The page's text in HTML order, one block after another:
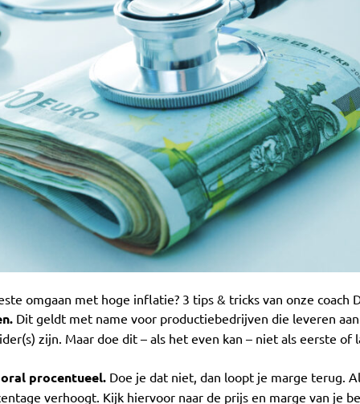
omgaan met hoge inflatie? 3 tips & tricks van onze coach
Dit geldt met name voor productiebedrijven die leveren
zijn. Maar doe dit – als het even kan – niet als eerste of
procentueel. Doe je dat niet, dan loopt je marge terug.
verhoogt. Kijk hiervoor naar de prijs en marge van je